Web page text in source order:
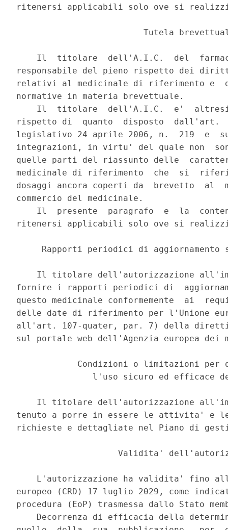
ritenersi applicabili solo ove si
Tutela
Il  titolare  dell'A.I.C.  del
responsabile del pieno rispetto dei
relativi al medicinale di riferimento e
normative in materia brevettuale.
Il  titolare  dell'A.I.C.  e'
rispetto di  quanto  disposto  dall'art.
legislativo 24 aprile 2006, n.  219  e
integrazioni, in virtu' del quale non
quelle parti del riassunto delle
medicinale di riferimento  che  si
dosaggi ancora coperti da  brevetto  al
commercio del medicinale.
Il  presente  paragrafo  e  la
ritenersi applicabili solo ove si
Rapporti periodici di aggiornamento
Il titolare dell'autorizzazione
fornire i rapporti periodici di
questo medicinale conformemente  ai
delle date di riferimento per l'Unione
all'art. 107-quater, par. 7) della
sul portale web dell'Agenzia europea
Condizioni o limitazioni per
l'uso sicuro ed efficace
Il titolare dell'autorizzazione
tenuto a porre in essere le attivita' e
richieste e dettagliate nel Piano di
Validita'
L'autorizzazione ha validita' fino
europeo (CRD) 17 luglio 2029, come
procedura (EoP) trasmessa dallo Stato
Decorrenza di efficacia della